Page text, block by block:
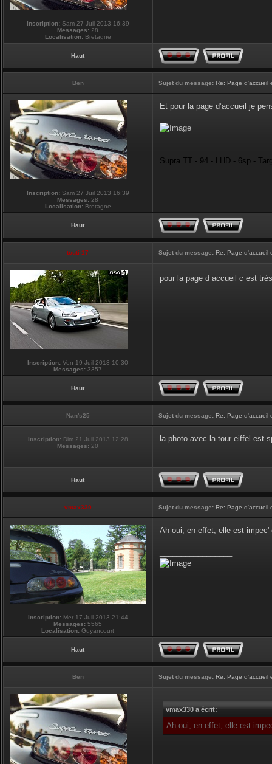
Inscription:Sam 27 Juil 2013 16:39
Messages: 28
Localisation:Bretagne
Haut
Ben Sujet du message: Re: Page d'accueil
Inscription:Sam 27 Juil 2013 16:39
Messages: 28
Localisation:Bretagne
Et pour la page d’accueil je
Supra TT - 94 - LHD - 6sp -
Haut
touti-17 Sujet du message: Re: Page d'accueil
Inscription: Ven 19 Juil 2013 10:30
Messages: 3357
pour la page d accueil c est
Haut
Nan's25 Sujet du message: Re: Page d'accueil
Inscription: Dim 21 Juil 2013 12:28
Messages: 20
la photo avec la tour eiffel est
Haut
vmax330 Sujet du message: Re: Page d'accueil
Inscription:Mer 17 Juil 2013 21:44
Messages: 5565
Localisation: Guyancourt
Ah oui, en effet, elle est impec'
Haut
Ben Sujet du message: Re: Page d'accueil
vmax330 a écrit:
Ah oui, en effet, elle est